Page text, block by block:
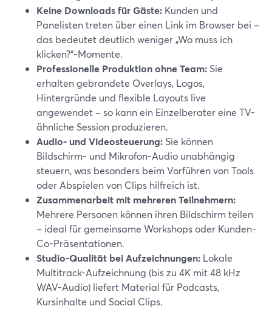
Keine Downloads für Gäste: Kunden und
Panelisten treten über einen Link im Browser bei –
das bedeutet deutlich weniger „Wo muss ich
klicken?“-Momente.
Professionelle Produktion ohne Team: Sie
erhalten gebrandete Overlays, Logos,
Hintergründe und flexible Layouts live
angewendet – so kann ein Einzelberater eine TV-
ähnliche Session produzieren.
Audio- und Videosteuerung: Sie können
Bildschirm- und Mikrofon-Audio unabhängig
steuern, was besonders beim Vorführen von Tools
oder Abspielen von Clips hilfreich ist.
Zusammenarbeit mit mehreren Teilnehmern:
Mehrere Personen können ihren Bildschirm teilen
– ideal für gemeinsame Workshops oder Kunden-
Co-Präsentationen.
Studio-Qualität bei Aufzeichnungen: Lokale
Multitrack-Aufzeichnung (bis zu 4K mit 48 kHz
WAV-Audio) liefert Material für Podcasts,
Kursinhalte und Social Clips.